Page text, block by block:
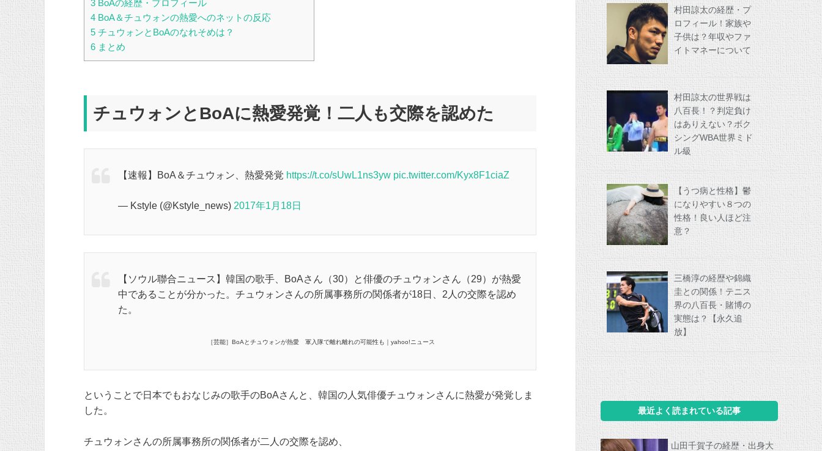
3 BoAの経歴・プロフィール
4 BoA＆チュウォンの熱愛へのネットの反応
5 チュウォンとBoAのなれそめは？
6 まとめ
チュウォンとBoAに熱愛発覚！二人も交際を認めた
【速報】BoA＆チュウォン、熱愛発覚 https://t.co/sUwL1ns3yw pic.twitter.com/Kyx8F1ciaZ
— Kstyle (@Kstyle_news) 2017年1月18日
【ソウル聯合ニュース】韓国の歌手、BoAさん（30）と俳優のチュウォンさん（29）が熱愛
中であることが分かった。チュウォンさんの所属事務所の関係者が18日、2人の交際を認め
た。
［芸能］BoAとチュウォンが熱愛 軍入隊で離れ離れの可能性も｜yahoo!ニュース
ということで日本でもおなじみの歌手のBoAさんと、韓国の人気俳優チュウォンさんに熱愛が発覚しま
した。
チュウォンさんの所属事務所の関係者が二人の交際を認め、
村田諒太の経歴・プ
ロフィール！家族や
子供は？年収やファ
イトマネーについて
村田諒太の世界戦は
八百長！？判定負け
はありえない？ボク
シングWBA世界ミド
ル級
【うつ病と性格】鬱
になりやすい８つの
性格！良い人ほど注
意？
三橋淳の経歴や錦織
圭との関係！テニス
界の八百長・賭博の
実態は？【永久追
放】
最近よく読まれている記事
山田千賀子の経歴・出身大